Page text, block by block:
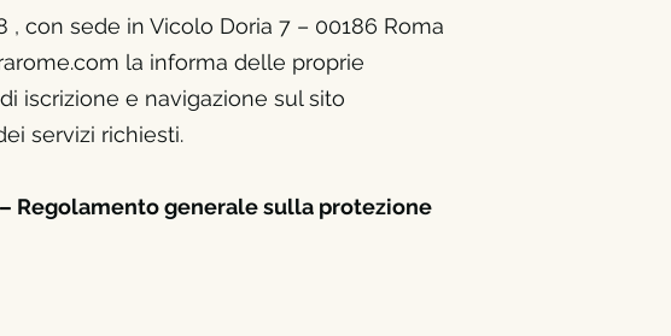
, con sede in Vicolo Doria 7 – 00186 Roma
la informa delle proprie
iscrizione e navigazione sul sito
servizi richiesti.
Regolamento generale sulla protezione